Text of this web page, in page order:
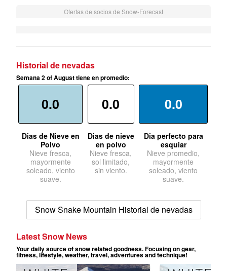
Ofertas de socios de Snow-Forecast
Historial de nevadas
Semana 2 of August tiene en promedio:
0.0
Dias de Nieve en
Polvo
Nieve fresca,
mayormente
soleado, viento
suave.
0.0
Dias de nieve
en polvo
Nieve fresca,
sol limitado,
sin viento.
0.0
Dia perfecto para
esquiar
Nieve promedio,
mayormente
soleado, viento
suave.
Snow Snake Mountain Historial de nevadas